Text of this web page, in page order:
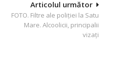
Articolul următor
FOTO. Filtre ale poliției la Satu
Mare. Alcoolicii, principalii
vizați